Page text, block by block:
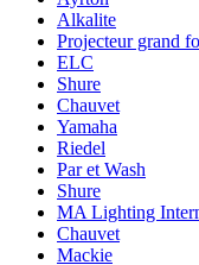
Alkalite
Projecteur grand
ELC
Shure
Chauvet
Yamaha
Riedel
Par et Wash
Shure
MA Lighting
Chauvet
Mackie